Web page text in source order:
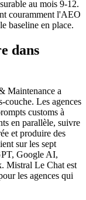
au mois 9-12.
couramment l'AEO
baseline en place.
dans
Maintenance a
Les agences
customs à
en parallèle, suivre
et produire des
sur les sept
Google AI,
Mistral Le Chat est
les agences qui